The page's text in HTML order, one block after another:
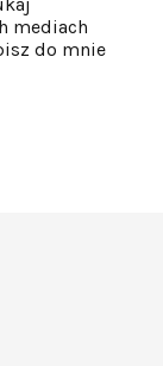
mediach
do mnie